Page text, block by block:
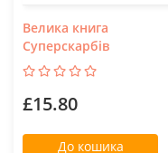
Велика книга
Суперскарбів
£15.80
До кошика